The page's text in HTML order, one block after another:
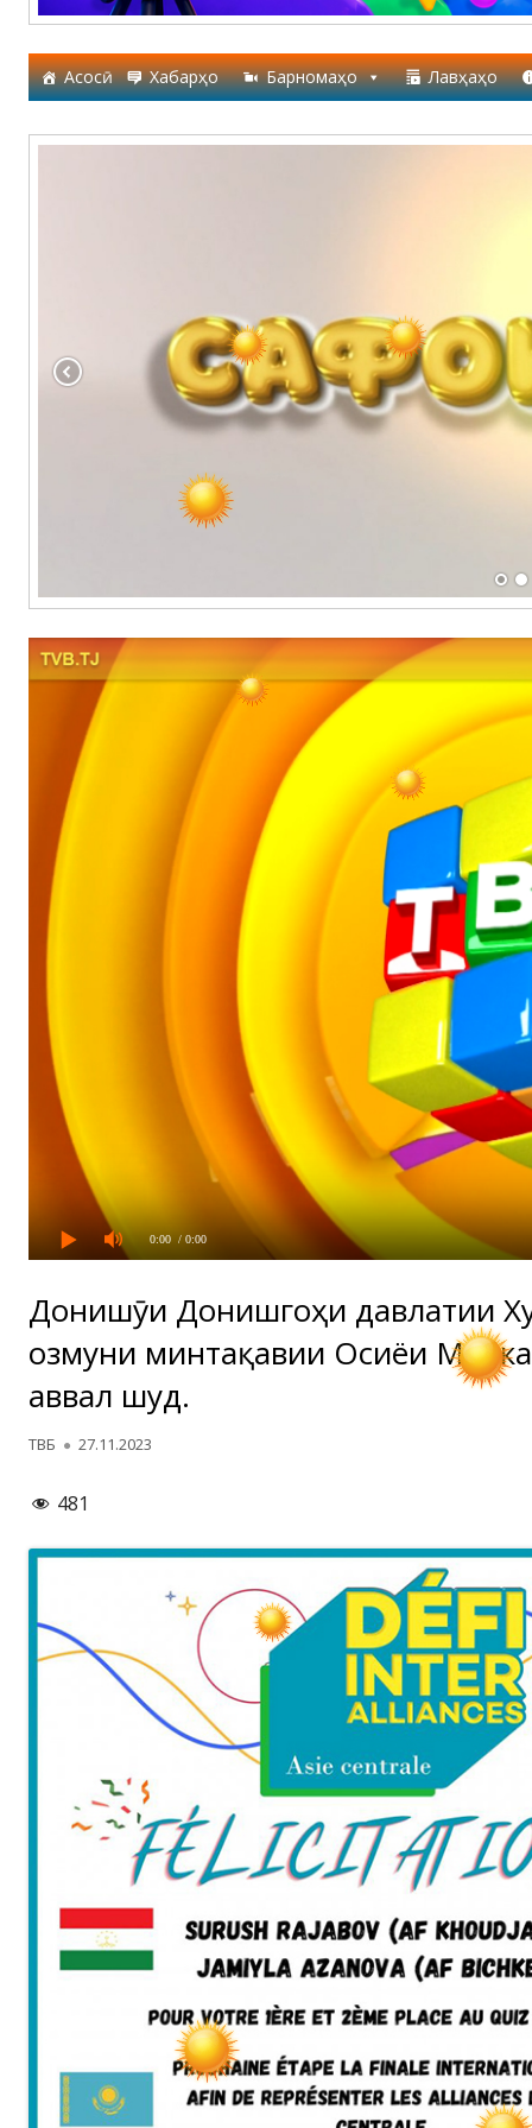
Асосӣ Хабарҳо Барномаҳо Лавҳаҳо
0:00 / 0:00
Донишҷӯи Донишгоҳи давлатии
озмуни минтақавии Осиёи
аввал шуд.
Автор
ТВБ Опубликовано
27.11.2023
481